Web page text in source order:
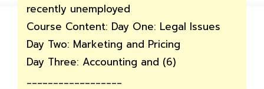
recently unemployed
Course Content: Day One: Legal Issues
Day Two: Marketing and Pricing
Day Three: Accounting and (6)
__________________